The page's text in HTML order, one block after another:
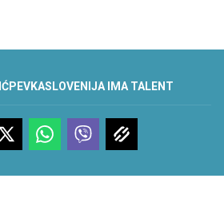
PEVKASLOVENIJA IMA TALENT